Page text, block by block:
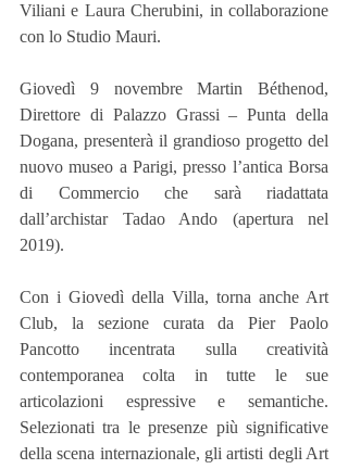
Viliani e Laura Cherubini, in collaborazione
con lo Studio Mauri.
Giovedì 9 novembre Martin Béthenod,
Direttore di Palazzo Grassi – Punta della
Dogana, presenterà il grandioso progetto del
nuovo museo a Parigi, presso l’antica Borsa
di Commercio che sarà riadattata
dall’archistar Tadao Ando (apertura nel
2019).
Con i Giovedì della Villa, torna anche Art
Club, la sezione curata da Pier Paolo
Pancotto incentrata sulla creatività
contemporanea colta in tutte le sue
articolazioni espressive e semantiche.
Selezionati tra le presenze più significative
della scena internazionale, gli artisti degli Art